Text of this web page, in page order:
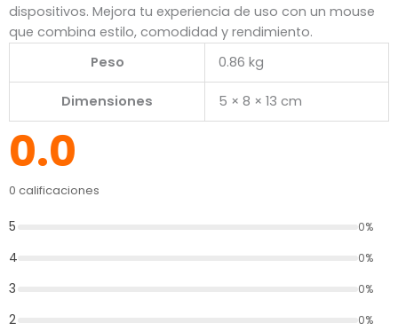
dispositivos. Mejora tu experiencia de uso con un mouse
que combina estilo, comodidad y rendimiento.
Peso
0.86 kg
Dimensiones 5 × 8 × 13 cm
0.0
0 calificaciones
5 0%
4 0%
3 0%
2 0%